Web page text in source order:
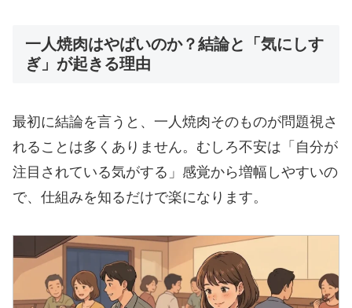
一人焼肉はやばいのか？結論と「気にしす
ぎ」が起きる理由
最初に結論を言うと、一人焼肉そのものが問題視さ
れることは多くありません。むしろ不安は「自分が
注目されている気がする」感覚から増幅しやすいの
で、仕組みを知るだけで楽になります。